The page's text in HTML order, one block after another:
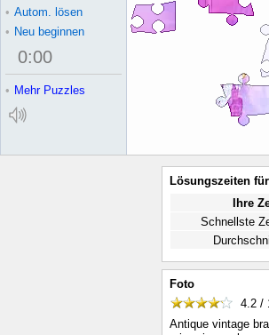
• Autom. lösen
• Neu beginnen
0:00
• Mehr Puzzles
Lösungszeiten
Ihre
Schnellste
Foto
4.2 /
Antique vintage